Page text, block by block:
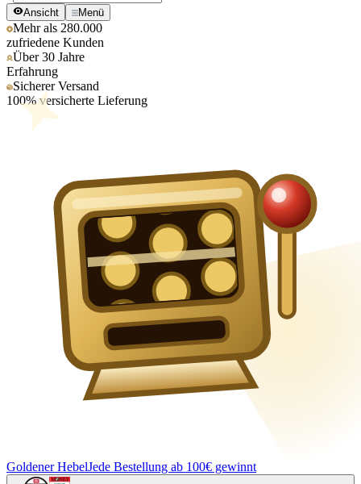
Ansicht Menü
Mehr als 280.000
zufriedene Kunden
Über 30 Jahre
Erfahrung
Sicherer Versand
100% versicherte Lieferung
Goldener HebelJede Bestellung ab 100€ gewinnt